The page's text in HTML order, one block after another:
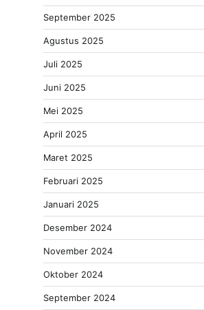
September 2025
Agustus 2025
Juli 2025
Juni 2025
Mei 2025
April 2025
Maret 2025
Februari 2025
Januari 2025
Desember 2024
November 2024
Oktober 2024
September 2024